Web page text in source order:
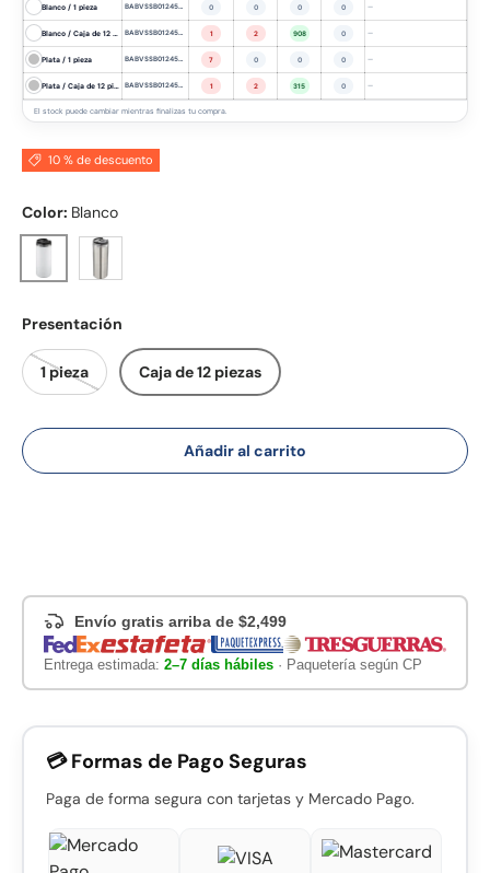
Blanco / 1 pieza BABVSSB012450MWH-1 0 0 0 0 —
BABVSSB012450MWH 1 2 908 0 —
Plata / 1 pieza BABVSSB012450MSV-1 7 0 0 0 —
BABVSSB012450MSV 1 2 315 0 —
El stock puede cambiar mientras finalizas tu compra.
10 % de descuento
Color: Blanco
Blanco Plata
Presentación
1 pieza Caja de 12 piezas
Añadir al carrito
Envío gratis arriba de $2,499
Entrega estimada: 2–7 días hábiles· Paquetería según CP
💳 Formas de Pago Seguras
Paga de forma segura con tarjetas y Mercado Pago.